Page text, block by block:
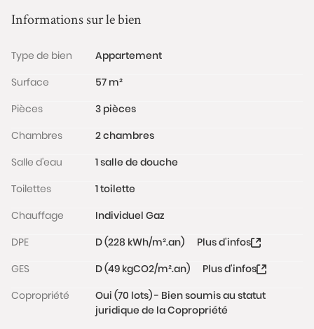
et financier, veuillez noter qu'une pièce d'identité
chaque visite.
exposé sont disponibles sur le site Géorisques :
www.georisques.gouv.fr
Informations sur le bien
Type de bien
Appartement
Surface
57 m²
Pièces
3 pièces
Chambres
2 chambres
Salle d'eau
1 salle de douche
Toilettes
1 toilette
Chauffage
Individuel Gaz
DPE
D (228 kWh/m².an)
Plus d'infos
GES
D (49 kgCO2/m².an)
Plus d'infos
Copropriété
Oui (70 lots) - Bien soumis au statut
juridique de la Copropriété